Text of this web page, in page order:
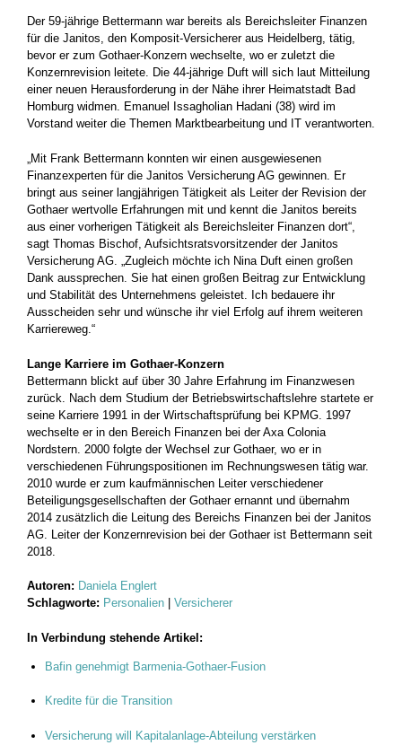
Der 59-jährige Bettermann war bereits als Bereichsleiter Finanzen
für die Janitos, den Komposit-Versicherer aus Heidelberg, tätig,
bevor er zum Gothaer-Konzern wechselte, wo er zuletzt die
Konzernrevision leitete. Die 44-jährige Duft will sich laut Mitteilung
einer neuen Herausforderung in der Nähe ihrer Heimatstadt Bad
Homburg widmen. Emanuel Issagholian Hadani (38) wird im
Vorstand weiter die Themen Marktbearbeitung und IT verantworten.
„Mit Frank Bettermann konnten wir einen ausgewiesenen
Finanzexperten für die Janitos Versicherung AG gewinnen. Er
bringt aus seiner langjährigen Tätigkeit als Leiter der Revision der
Gothaer wertvolle Erfahrungen mit und kennt die Janitos bereits
aus einer vorherigen Tätigkeit als Bereichsleiter Finanzen dort“,
sagt Thomas Bischof, Aufsichtsratsvorsitzender der Janitos
Versicherung AG. „Zugleich möchte ich Nina Duft einen großen
Dank aussprechen. Sie hat einen großen Beitrag zur Entwicklung
und Stabilität des Unternehmens geleistet. Ich bedauere ihr
Ausscheiden sehr und wünsche ihr viel Erfolg auf ihrem weiteren
Karriereweg.“
Lange Karriere im Gothaer-Konzern
Bettermann blickt auf über 30 Jahre Erfahrung im Finanzwesen
zurück. Nach dem Studium der Betriebswirtschaftslehre startete er
seine Karriere 1991 in der Wirtschaftsprüfung bei KPMG. 1997
wechselte er in den Bereich Finanzen bei der Axa Colonia
Nordstern. 2000 folgte der Wechsel zur Gothaer, wo er in
verschiedenen Führungspositionen im Rechnungswesen tätig war.
2010 wurde er zum kaufmännischen Leiter verschiedener
Beteiligungsgesellschaften der Gothaer ernannt und übernahm
2014 zusätzlich die Leitung des Bereichs Finanzen bei der Janitos
AG. Leiter der Konzernrevision bei der Gothaer ist Bettermann seit
2018.
Autoren: Daniela Englert
Schlagworte: Personalien Versicherer
In Verbindung stehende Artikel:
Bafin genehmigt Barmenia-Gothaer-Fusion
Kredite für die Transition
Versicherung will Kapitalanlage-Abteilung verstärken